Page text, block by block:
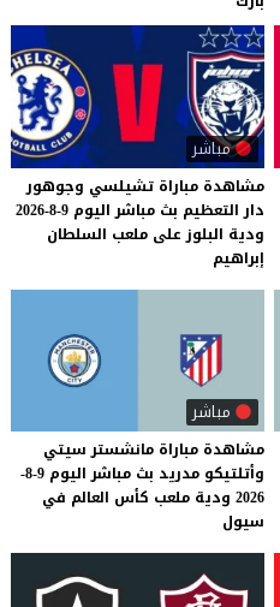
مباشر
مشاهدة مباراة تشيلسي وجوهور
دار التعظيم بث مباشر اليوم 9-8-2026
ودية البلوز على ملعب السلطان
إبراهيم
مباشر
مشاهدة مباراة مانشستر سيتي
وأتلتيكو مدريد بث مباشر اليوم 9-8-
2026 ودية ملعب كأس العالم في
سيول